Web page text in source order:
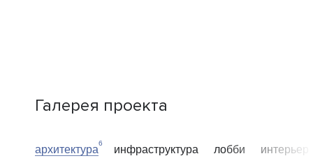
Галерея проекта
архитектура
6
инфраструктура лобби интерьер